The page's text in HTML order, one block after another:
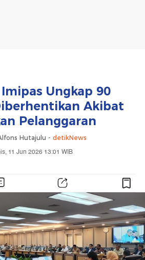
Ungkap 90
Akibat
Pelanggaran
Hutajulu - detikNews
11 Jun 2026 13:01 WIB